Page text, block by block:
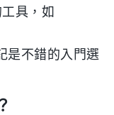
具，如
是不錯的入門選